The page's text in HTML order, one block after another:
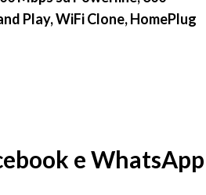
Play, WiFi Clone, HomePlug
e WhatsApp